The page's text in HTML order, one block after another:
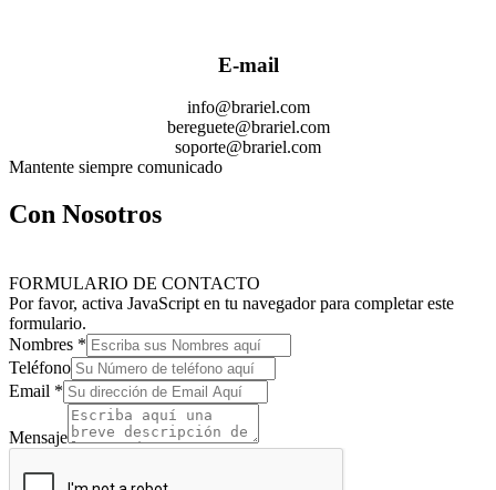
E-mail
info@brariel.com
bereguete@brariel.com
soporte@brariel.com
Mantente siempre comunicado
Con Nosotros
FORMULARIO DE CONTACTO
Por favor, activa JavaScript en tu navegador para completar este
formulario.
Nombres *
Teléfono
Email *
Mensaje